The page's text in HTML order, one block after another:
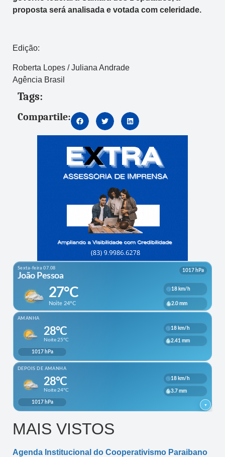
proposta será analisada e votada com celeridade.
Edição:
Roberta Lopes / Juliana Andrade
Agência Brasil
Tags:
Compartile:
MAIS VISTOS
Agenda Institucional do Cooperativismo Paraibano